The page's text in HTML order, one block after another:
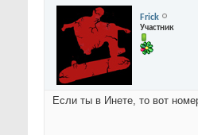
Frick
Участник
Если ты в Инете, то вот